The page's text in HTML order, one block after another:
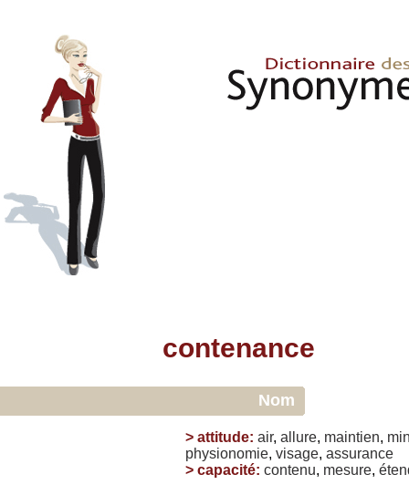
contenance
Nom
> attitude: air, allure, maintien,
physionomie, visage, assurance
> capacité: contenu, mesure,